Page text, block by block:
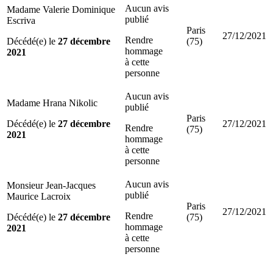
Madame Valerie Dominique
Escriva
Décédé(e) le 27 décembre
2021
Aucun avis
publié
Rendre
hommage
à cette
personne
Paris
(75)
27/12/2021
Madame Hrana Nikolic
Décédé(e) le 27 décembre
2021
Aucun avis
publié
Rendre
hommage
à cette
personne
Paris
(75)
27/12/2021
Monsieur Jean-Jacques
Maurice Lacroix
Décédé(e) le 27 décembre
2021
Aucun avis
publié
Rendre
hommage
à cette
personne
Paris
(75)
27/12/2021